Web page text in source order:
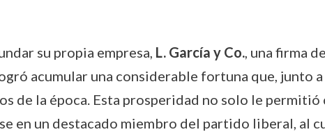
su propia empresa, L. García y Co., una firma
acumular una considerable fortuna que, junto
de la época. Esta prosperidad no solo le
en un destacado miembro del partido liberal, al